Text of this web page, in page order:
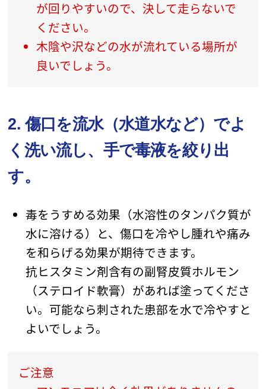
が回りやすいので、決して走らないで
ください。
木陰や沢などの水が流れている場所が
良いでしょう。
2. 傷口を流水（水道水など）でよ
く洗い流し、手で毒液を絞り出
す。
毒をうすめる効果（水溶性のタンパク質が
水に溶ける）と、傷口を冷やし腫れや痛み
を和らげる効果が期待できます。
抗ヒスタミン剤含有の副腎皮質ホルモン
（ステロイド軟膏）があれば塗ってくださ
い。可能なら刺された患部を水で冷やすと
よいでしょう。
ご注意